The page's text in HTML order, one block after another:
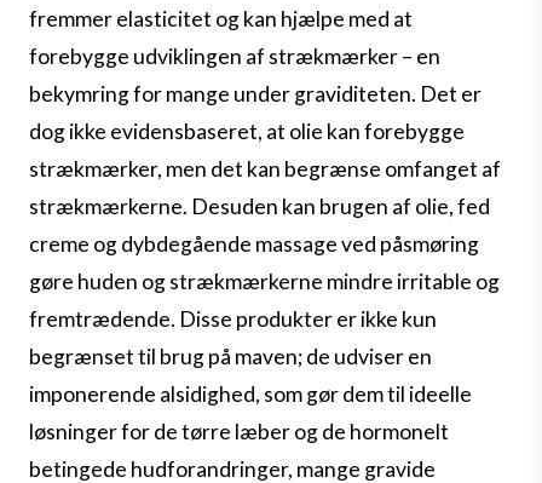
fremmer elasticitet og kan hjælpe med at
forebygge udviklingen af strækmærker – en
bekymring for mange under graviditeten. Det er
dog ikke evidensbaseret, at olie kan forebygge
strækmærker, men det kan begrænse omfanget af
strækmærkerne. Desuden kan brugen af olie, fed
creme og dybdegående massage ved påsmøring
gøre huden og strækmærkerne mindre irritable og
fremtrædende. Disse produkter er ikke kun
begrænset til brug på maven; de udviser en
imponerende alsidighed, som gør dem til ideelle
løsninger for de tørre læber og de hormonelt
betingede hudforandringer, mange gravide